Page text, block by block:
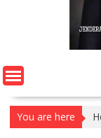
You are here